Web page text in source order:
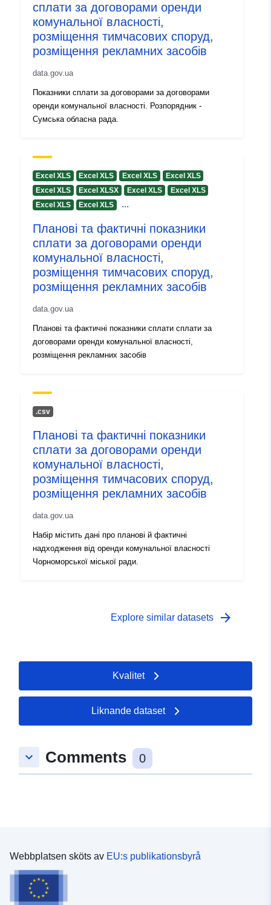
uriRef:
http://data.europa.eu/88u/dataset/
b0e3-4029-937a-228bad3b190f
сплати за договорами оренди
комунальної власності,
розміщення тимчасових споруд,
розміщення рекламних засобів
data.gov.ua
Показники сплати за договорами за договорами
оренди комунальної власності. Розпорядник -
Сумська обласна рада.
Excel XLS Excel XLS Excel XLS
Excel XLS
Excel XLS
Excel XLSX Excel XLS
Excel XLS
Excel XLS
Excel XLS ...
Планові та фактичні показники
сплати за договорами оренди
комунальної власності,
розміщення тимчасових споруд,
розміщення рекламних засобів
data.gov.ua
Планові та фактичні показники сплати сплати за
договорами оренди комунальної власності,
розміщення рекламних засобів
.сsv
Планові та фактичні показники
сплати за договорами оренди
комунальної власності,
розміщення тимчасових споруд,
розміщення рекламних засобів
data.gov.ua
Набір містить дані про планові й фактичні
надходження від оренди комунальної власності
Чорноморської міської ради.
Explore similar datasets arrow_forward
Kvalitet
Liknande dataset
keyboard_arrow_down Comments 0
Webbplatsen sköts av EU:s publikationsbyrå